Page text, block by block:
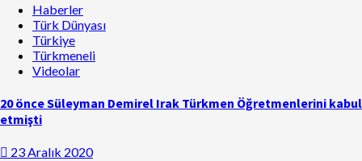
Haberler
Türk Dünyası
Türkiye
Türkmeneli
Videolar
20 önce Süleyman Demirel Irak Türkmen Öğretmenlerini kabul
etmişti
23 Aralık 2020